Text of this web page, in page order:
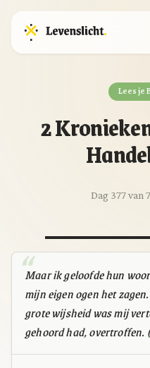
Lees je
2
Dag 377 van
Maar ik geloofde hun
mijn eigen ogen het
grote wijsheid was mij
gehoord had, overtroffen. (